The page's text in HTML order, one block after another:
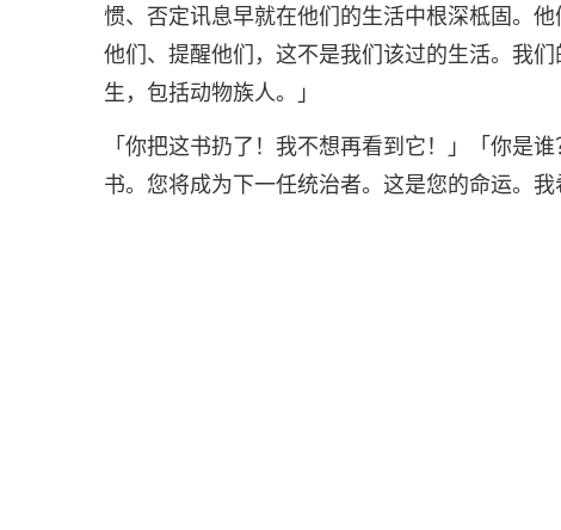
惯、否定讯息早就在他们的生活中根深柢固。
他们、提醒他们，这不是我们该过的生活。我
生，包括动物族人。」
「你把这书扔了！我不想再看到它！」「你是
书。您将成为下一任统治者。这是您的命运。